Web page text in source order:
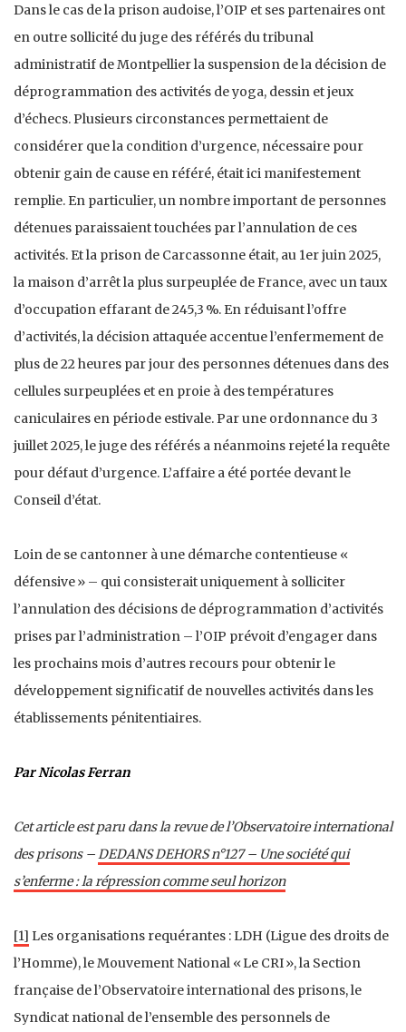
Dans le cas de la prison audoise, l’OIP et ses partenaires ont
en outre sollicité du juge des référés du tribunal
administratif de Montpellier la suspension de la décision de
déprogrammation des activités de yoga, dessin et jeux
d’échecs. Plusieurs circonstances permettaient de
considérer que la condition d’urgence, nécessaire pour
obtenir gain de cause en référé, était ici manifestement
remplie. En particulier, un nombre important de personnes
détenues paraissaient touchées par l’annulation de ces
activités. Et la prison de Carcassonne était, au 1er juin 2025,
la maison d’arrêt la plus surpeuplée de France, avec un taux
d’occupation effarant de 245,3 %. En réduisant l’offre
d’activités, la décision attaquée accentue l’enfermement de
plus de 22 heures par jour des personnes détenues dans des
cellules surpeuplées et en proie à des températures
caniculaires en période estivale. Par une ordonnance du 3
juillet 2025, le juge des référés a néanmoins rejeté la requête
pour défaut d’urgence. L’affaire a été portée devant le
Conseil d’état.
Loin de se cantonner à une démarche contentieuse «
défensive » – qui consisterait uniquement à solliciter
l’annulation des décisions de déprogrammation d’activités
prises par l’administration – l’OIP prévoit d’engager dans
les prochains mois d’autres recours pour obtenir le
développement significatif de nouvelles activités dans les
établissements pénitentiaires.
Par Nicolas Ferran
Cet article est paru dans la revue de l’Observatoire international
des prisons – DEDANS DEHORS n°127 – Une société qui
s’enferme : la répression comme seul horizon
[1] Les organisations requérantes : LDH (Ligue des droits de
l’Homme), le Mouvement National « Le CRI », la Section
française de l’Observatoire international des prisons, le
Syndicat national de l’ensemble des personnels de